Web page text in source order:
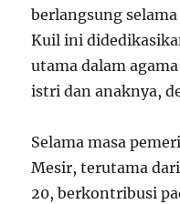
berlangsung
Kuil ini
utama dalam
istri dan anaknya,
Selama masa
Mesir, terutama
20, berkontribusi